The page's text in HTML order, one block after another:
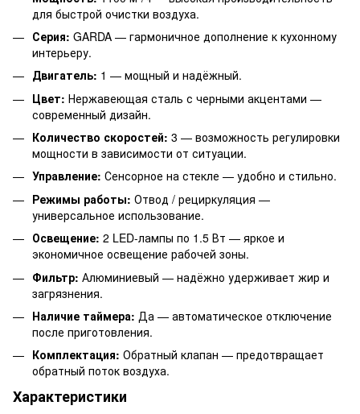
для быстрой очистки воздуха.
Серия: GARDA — гармоничное дополнение к кухонному
интерьеру.
Двигатель: 1 — мощный и надёжный.
Цвет: Нержавеющая сталь с черными акцентами —
современный дизайн.
Количество скоростей: 3 — возможность регулировки
мощности в зависимости от ситуации.
Управление: Сенсорное на стекле — удобно и стильно.
Режимы работы: Отвод / рециркуляция —
универсальное использование.
Освещение: 2 LED-лампы по 1.5 Вт — яркое и
экономичное освещение рабочей зоны.
Фильтр: Алюминиевый — надёжно удерживает жир и
загрязнения.
Наличие таймера: Да — автоматическое отключение
после приготовления.
Комплектация: Обратный клапан — предотвращает
обратный поток воздуха.
Характеристики